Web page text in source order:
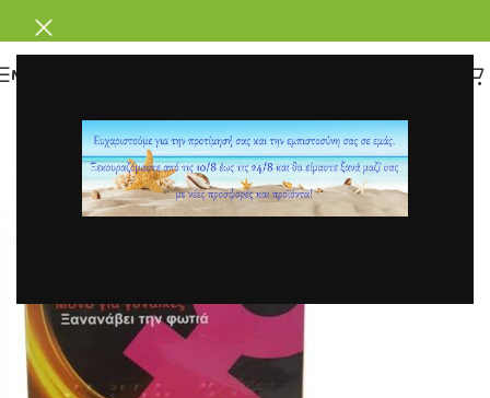
ΜΕΝΟΥ
parafarmakeioΕνεργό 5 Δεκεμβρίου, 2020